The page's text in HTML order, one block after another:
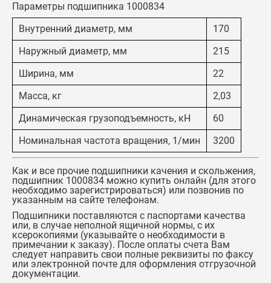
Параметры подшипника 1000834
Внутренний диаметр, мм
170
Наружный диаметр, мм
215
Ширина, мм
22
Масса, кг
2,03
Динамическая грузоподъемность, кН
60
Номинальная частота вращения, 1/мин
3200
Как и все прочие подшипники качения и скольжения,
подшипник 1000834 можно купить онлайн (для этого
необходимо зарегистрироваться) или позвонив по
указанным на сайте телефонам.
Подшипники поставляются с паспортами качества
или, в случае неполной ящичной нормы, с их
ксерокопиями (указывайте о необходимости в
примечании к заказу). После оплаты счета Вам
следует направить свои полные реквизиты по факсу
или электронной почте для оформления отгрузочной
документации.